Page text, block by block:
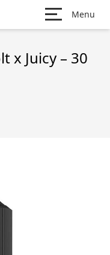
Menu
x Juicy – 30